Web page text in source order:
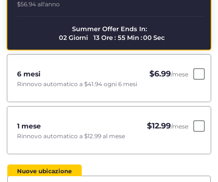
$56.94 all'anno
Summer Offer Ends In:
02 Giorni 13 Ore : 55 Min :00 Sec
6 mesi $6.99/mese
Rinnovo automatico a $41.94 ogni 6 mesi
1 mese $12.99/mese
Rinnovo automatico a $12.99 al mese
Nuove ubicazione